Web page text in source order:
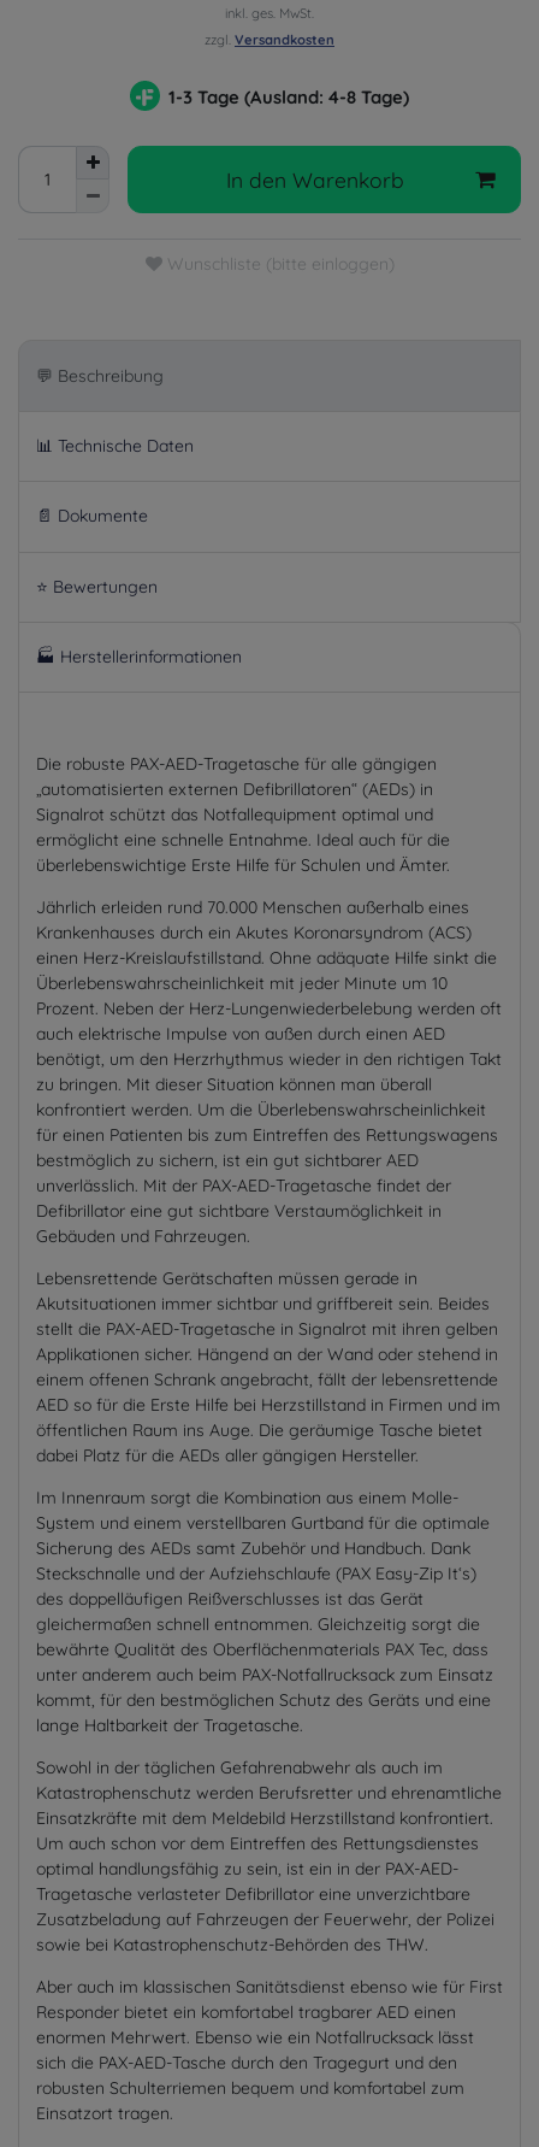
inkl. ges. MwSt.
zzgl. Versandkosten
1-3 Tage (Ausland: 4-8 Tage)
In den Warenkorb
Wunschliste (bitte einloggen)
💬 Beschreibung
📊 Technische Daten
📄 Dokumente
⭐ Bewertungen
🏭 Herstellerinformationen
Die robuste PAX-AED-Tragetasche für alle gängigen
„automatisierten externen Defibrillatoren“ (AEDs) in
Signalrot schützt das Notfallequipment optimal und
ermöglicht eine schnelle Entnahme. Ideal auch für die
überlebenswichtige Erste Hilfe für Schulen und Ämter.
Jährlich erleiden rund 70.000 Menschen außerhalb eines
Krankenhauses durch ein Akutes Koronarsyndrom (ACS)
einen Herz-Kreislaufstillstand. Ohne adäquate Hilfe sinkt die
Überlebenswahrscheinlichkeit mit jeder Minute um 10
Prozent. Neben der Herz-Lungenwiederbelebung werden oft
auch elektrische Impulse von außen durch einen AED
benötigt, um den Herzrhythmus wieder in den richtigen Takt
zu bringen. Mit dieser Situation können man überall
konfrontiert werden. Um die Überlebenswahrscheinlichkeit
für einen Patienten bis zum Eintreffen des Rettungswagens
bestmöglich zu sichern, ist ein gut sichtbarer AED
unverlässlich. Mit der PAX-AED-Tragetasche findet der
Defibrillator eine gut sichtbare Verstaumöglichkeit in
Gebäuden und Fahrzeugen.
Lebensrettende Gerätschaften müssen gerade in
Akutsituationen immer sichtbar und griffbereit sein. Beides
stellt die PAX-AED-Tragetasche in Signalrot mit ihren gelben
Applikationen sicher. Hängend an der Wand oder stehend in
einem offenen Schrank angebracht, fällt der lebensrettende
AED so für die Erste Hilfe bei Herzstillstand in Firmen und im
öffentlichen Raum ins Auge. Die geräumige Tasche bietet
dabei Platz für die AEDs aller gängigen Hersteller.
Im Innenraum sorgt die Kombination aus einem Molle-
System und einem verstellbaren Gurtband für die optimale
Sicherung des AEDs samt Zubehör und Handbuch. Dank
Steckschnalle und der Aufziehschlaufe (PAX Easy-Zip It‘s)
des doppelläufigen Reißverschlusses ist das Gerät
gleichermaßen schnell entnommen. Gleichzeitig sorgt die
bewährte Qualität des Oberflächenmaterials PAX Tec, dass
unter anderem auch beim PAX-Notfallrucksack zum Einsatz
kommt, für den bestmöglichen Schutz des Geräts und eine
lange Haltbarkeit der Tragetasche.
Sowohl in der täglichen Gefahrenabwehr als auch im
Katastrophenschutz werden Berufsretter und ehrenamtliche
Einsatzkräfte mit dem Meldebild Herzstillstand konfrontiert.
Um auch schon vor dem Eintreffen des Rettungsdienstes
optimal handlungsfähig zu sein, ist ein in der PAX-AED-
Tragetasche verlasteter Defibrillator eine unverzichtbare
Zusatzbeladung auf Fahrzeugen der Feuerwehr, der Polizei
sowie bei Katastrophenschutz-Behörden des THW.
Aber auch im klassischen Sanitätsdienst ebenso wie für First
Responder bietet ein komfortabel tragbarer AED einen
enormen Mehrwert. Ebenso wie ein Notfallrucksack lässt
sich die PAX-AED-Tasche durch den Tragegurt und den
robusten Schulterriemen bequem und komfortabel zum
Einsatzort tragen.